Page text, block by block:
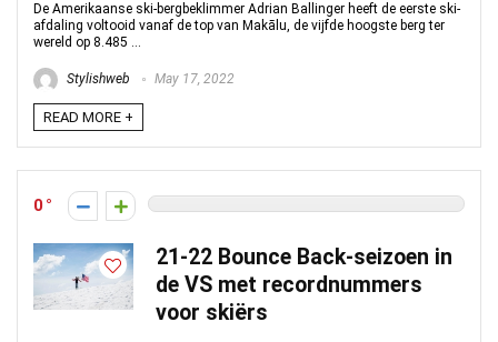
De Amerikaanse ski-bergbeklimmer Adrian Ballinger heeft de eerste ski-
afdaling voltooid vanaf de top van Makālu, de vijfde hoogste berg ter
wereld op 8.485 ...
Stylishweb May 17, 2022
READ MORE +
0
21-22 Bounce Back-seizoen in
de VS met recordnummers
voor skiërs